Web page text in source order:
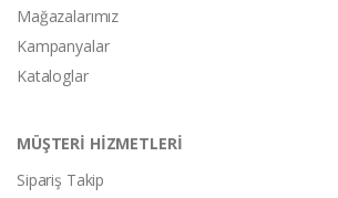
Mağazalarımız
Kampanyalar
Kataloglar
MÜŞTERİ HİZMETLERİ
Sipariş Takip